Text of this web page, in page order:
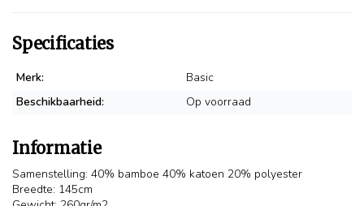
Specificaties
Merk:
Basic
Beschikbaarheid:
Op voorraad
Informatie
Samenstelling: 40% bamboe 40% katoen 20% polyester
Breedte: 145cm